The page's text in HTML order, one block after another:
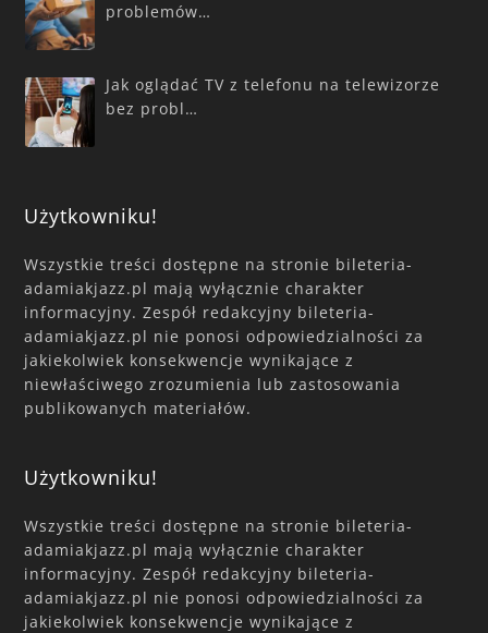
problemów…
Jak oglądać TV z telefonu na telewizorze
bez probl…
Użytkowniku!
Wszystkie treści dostępne na stronie bileteria-
adamiakjazz.pl mają wyłącznie charakter
informacyjny. Zespół redakcyjny bileteria-
adamiakjazz.pl nie ponosi odpowiedzialności za
jakiekolwiek konsekwencje wynikające z
niewłaściwego zrozumienia lub zastosowania
publikowanych materiałów.
Użytkowniku!
Wszystkie treści dostępne na stronie bileteria-
adamiakjazz.pl mają wyłącznie charakter
informacyjny. Zespół redakcyjny bileteria-
adamiakjazz.pl nie ponosi odpowiedzialności za
jakiekolwiek konsekwencje wynikające z